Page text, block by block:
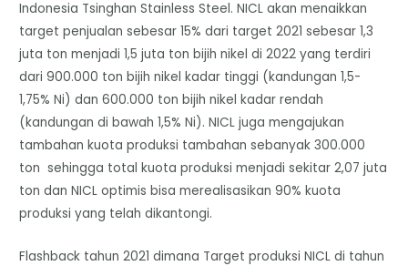
Indonesia Tsinghan Stainless Steel. NICL akan menaikkan
target penjualan sebesar 15% dari target 2021 sebesar 1,3
juta ton menjadi 1,5 juta ton bijih nikel di 2022 yang terdiri
dari 900.000 ton bijih nikel kadar tinggi (kandungan 1,5-
1,75% Ni) dan 600.000 ton bijih nikel kadar rendah
(kandungan di bawah 1,5% Ni). NICL juga mengajukan
tambahan kuota produksi tambahan sebanyak 300.000
ton sehingga total kuota produksi menjadi sekitar 2,07 juta
ton dan NICL optimis bisa merealisasikan 90% kuota
produksi yang telah dikantongi.
Flashback tahun 2021 dimana Target produksi NICL di tahun